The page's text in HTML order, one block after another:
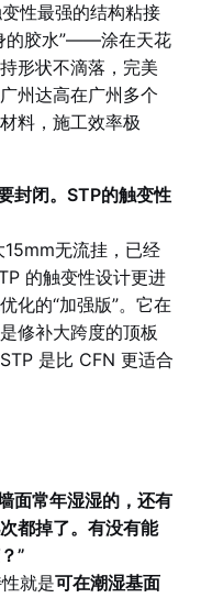
性最强的结构粘接
的胶水”——涂在天花
形状不滴落，完美
州达高在广州多个
料，施工效率极
封闭。STP的触变性
无流挂，已经
的触变性设计更进
优化的“加强版”。它在
修补大跨度的顶板
是比 CFN 更适合
面常年湿湿的，还有
都掉了。有没有能
”
就是可在潮湿基面